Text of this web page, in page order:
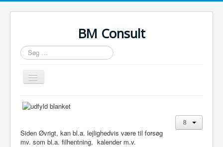
BM Consult
Søg
…
Skift
navigation
Forside
Ferie udlejning
Siden Øvrigt, kan bl.a. lejlighedvis være til forsøg
mv. som bl.a. filhentning, kalender m.v.